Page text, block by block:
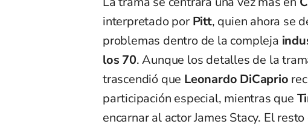
interpretado por Pitt, quien ahora se
problemas dentro de la compleja
los 70. Aunque los detalles de la
trascendió que Leonardo DiCaprio
participación especial, mientras que
encarnar al actor James Stacy. El